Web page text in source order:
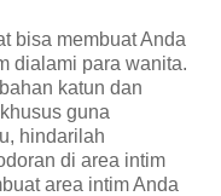
bisa membuat Anda
dialami para wanita.
katun dan
guna
hindarilah
di area intim
area intim Anda